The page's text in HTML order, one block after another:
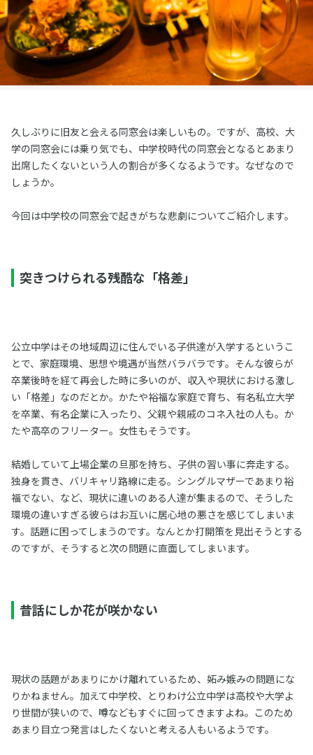
久しぶりに旧友と会える同窓会は楽しいもの。ですが、高校、大
学の同窓会には乗り気でも、中学校時代の同窓会となるとあまり
出席したくないという人の割合が多くなるようです。なぜなので
しょうか。
今回は中学校の同窓会で起きがちな悲劇についてご紹介します。
突きつけられる残酷な「格差」
公立中学はその地域周辺に住んでいる子供達が入学するというこ
とで、家庭環境、思想や境遇が当然バラバラです。そんな彼らが
卒業後時を経て再会した時に多いのが、収入や現状における激し
い「格差」なのだとか。かたや裕福な家庭で育ち、有名私立大学
を卒業、有名企業に入ったり、父親や親戚のコネ入社の人も。か
たや高卒のフリーター。女性もそうです。
結婚していて上場企業の旦那を持ち、子供の習い事に奔走する。
独身を貫き、バリキャリ路線に走る。シングルマザーであまり裕
福でない、など、現状に違いのある人達が集まるので、そうした
環境の違いすぎる彼らはお互いに居心地の悪さを感じてしまいま
す。話題に困ってしまうのです。なんとか打開策を見出そうとする
のですが、そうすると次の問題に直面してしまいます。
昔話にしか花が咲かない
現状の話題があまりにかけ離れているため、妬み嫉みの問題にな
りかねません。加えて中学校、とりわけ公立中学は高校や大学よ
り世間が狭いので、噂などもすぐに回ってきますよね。このため
あまり目立つ発言はしたくないと考える人もいるようです。